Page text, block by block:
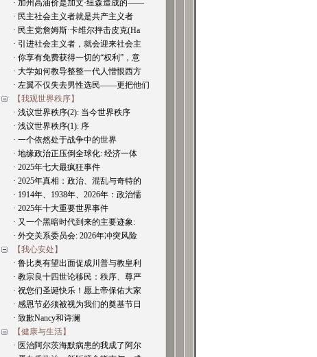
· 加州高油价是加文·纽森造成的——
· 民主社会主义者就是共产主义者
· 民主党詹姆斯·卡维尔抨击皮克(Ha
· 引进社会主义者，就会迎来社会主
· 你享有免费获得一切的“权利”，意
· 大学如何教导整整一代人憎恨西方
· 左翼不仅失去男性选民——更把他们
【我观世界秩序】
· 浅议世界秩序(2): 当今世界秩序
· 浅议世界秩序(1): 序
· 一个依然处于战争中的世界
· 地缘政治正压倒全球化: 经济一体
· 2025年七大最疯狂事件
· 2025年真相：政治、混乱与奇特的
· 1914年、1938年、2026年：政治懦
· 2025年十大重要世界事件
· 又一个黑暗时代到来的主要迹象:
· 外交关系委员会: 2026年冲突风险
【我心安处】
· 鲁比奥有望出面促成川普与教皇利
· 教宗良十四世论移民：秩序、尊严
· 祝您们圣诞快乐！愿上帝保佑大家
· 感恩节必须被视为我们的奠基节日
· 致歉Nancy和诗澜
【健康与生活】
· 医治阿尔茨海默病患的我成了阿尔